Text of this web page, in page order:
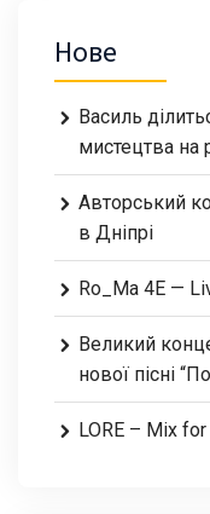
Нове
Василь
мистецтва на
Авторський
в Дніпрі
Ro_Ma 4E —
Великий
нової пісні
LORE – Mix